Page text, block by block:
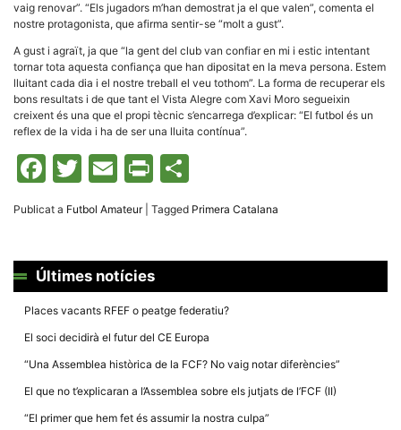
vaig renovar”. “Els jugadors m’han demostrat ja el que valen”, comenta el
nostre protagonista, que afirma sentir-se “molt a gust”.
A gust i agraït, ja que “la gent del club van confiar en mi i estic intentant
tornar tota aquesta confiança que han dipositat en la meva persona. Estem
lluitant cada dia i el nostre treball el veu tothom”. La forma de recuperar els
bons resultats i de que tant el Vista Alegre com Xavi Moro segueixin
creixent és una que el propi tècnic s’encarrega d’explicar: “El futbol és un
reflex de la vida i ha de ser una lluita contínua”.
Facebook
Twitter
Email
Print
Publicat a Futbol Amateur| Tagged Primera Catalana
Últimes notícies
Places vacants RFEF o peatge federatiu?
El soci decidirà el futur del CE Europa
“Una Assemblea històrica de la FCF? No vaig notar diferències”
El que no t’explicaran a l’Assemblea sobre els jutjats de l’FCF (II)
“El primer que hem fet és assumir la nostra culpa”
Màrqueting
els teus
interessos i
comportament
mentre
navegues pel
nostre lloc
web
anuncis,